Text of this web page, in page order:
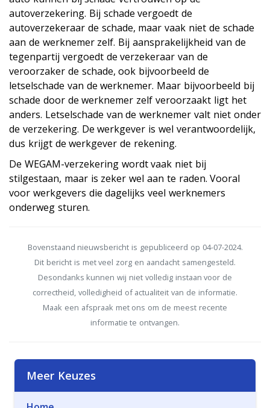
autoverzekering. Bij schade vergoedt de
autoverzekeraar de schade, maar vaak niet de schade
aan de werknemer zelf. Bij aansprakelijkheid van de
tegenpartij vergoedt de verzekeraar van de
veroorzaker de schade, ook bijvoorbeeld de
letselschade van de werknemer. Maar bijvoorbeeld bij
schade door de werknemer zelf veroorzaakt ligt het
anders. Letselschade van de werknemer valt niet onder
de verzekering. De werkgever is wel verantwoordelijk,
dus krijgt de werkgever de rekening.
De WEGAM-verzekering wordt vaak niet bij
stilgestaan, maar is zeker wel aan te raden. Vooral
voor werkgevers die dagelijks veel werknemers
onderweg sturen.
Bovenstaand nieuwsbericht is gepubliceerd op 04-07-2024.
Dit bericht is met veel zorg en aandacht samengesteld.
Desondanks kunnen wij niet volledig instaan voor de
correctheid, volledigheid of actualiteit van de informatie.
Maak een afspraak met ons om de meest recente
informatie te ontvangen.
Meer Keuzes